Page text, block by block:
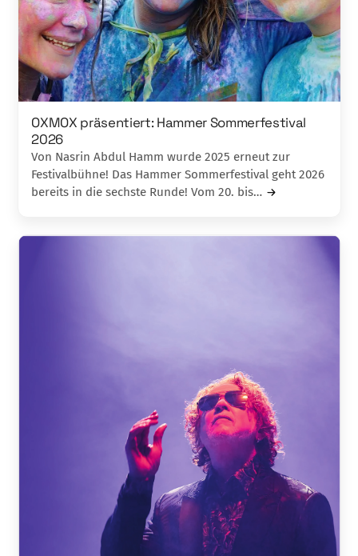
OXMOX präsentiert: Hammer Sommerfestival
2026
Von Nasrin Abdul Hamm wurde 2025 erneut zur
Festivalbühne! Das Hammer Sommerfestival geht 2026
bereits in die sechste Runde! Vom 20. bis…